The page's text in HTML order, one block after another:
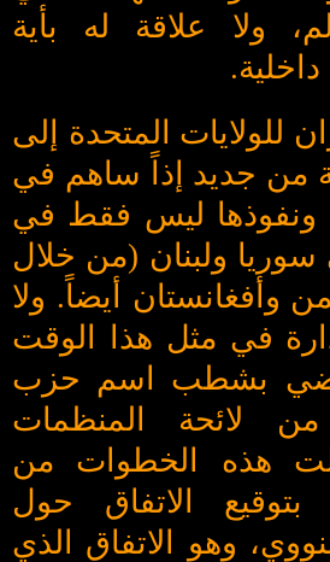
ولا علاقة له بأية
للولايات المتحدة إلى
من جديد إذاً ساهم في
ونفوذها ليس فقط في
سوريا ولبنان (من خلال
وأفغانستان أيضاً. ولا
في مثل هذا الوقت
بشطب اسم حزب
من لائحة المنظمات
هذه الخطوات من
الاتفاق حول
وهو الاتفاق الذي